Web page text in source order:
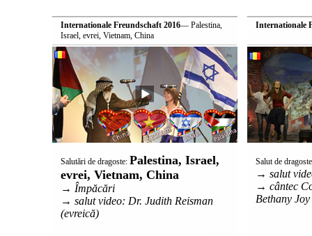
Internationale Freundschaft 2016— Palestina,
Israel, evrei, Vietnam, China
Salutări de dragoste: Palestina, Israel,
evrei, Vietnam, China
→ Împăcări
→ salut video: Dr. Judith Reisman
(evreică)
Internationale
Salut de
→ salut
→ cântec
Bethany